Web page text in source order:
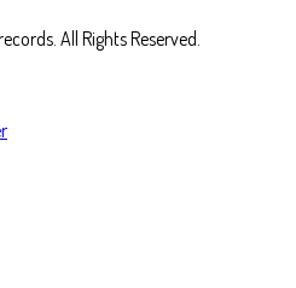
All Rights Reserved.